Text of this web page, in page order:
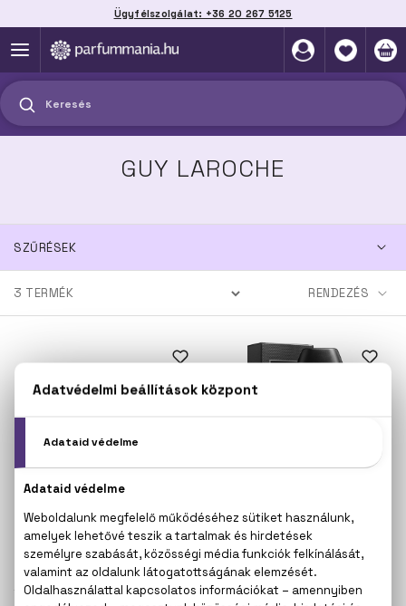
Ügyfélszolgálat: +36 20 267 5125
Keresés
GUY LAROCHE
SZŰRÉSEK
3 TERMÉK
GUY LAROCHE
Eau De Toilette
Szett 100+75+50 ml
17.400 Ft
10.000 Ft -tól